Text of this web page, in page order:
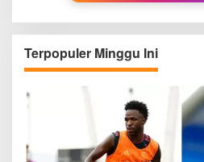
Terpopuler Minggu Ini